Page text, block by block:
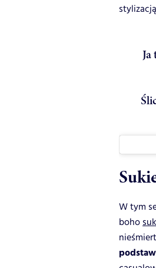
W tym
boho